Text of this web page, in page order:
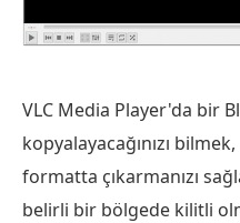
VLC Media Player'da bir
kopyalayacağınızı
formatta çıkarmanızı
belirli bir bölgede kilitli